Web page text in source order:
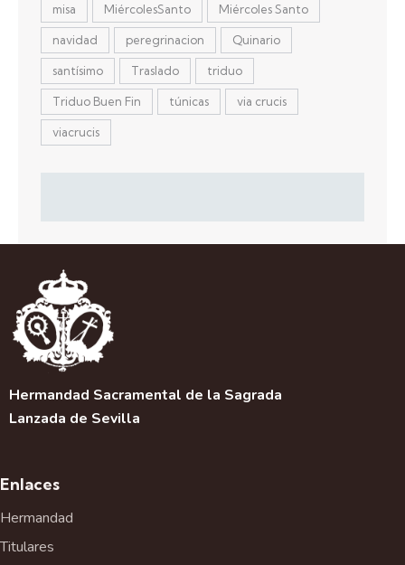
misa MiércolesSanto Miércoles Santo
navidad peregrinacion Quinario
santísimo Traslado triduo
Triduo Buen Fin túnicas via crucis
viacrucis
Hermandad Sacramental de la Sagrada
Lanzada de Sevilla
Enlaces
Hermandad
Titulares